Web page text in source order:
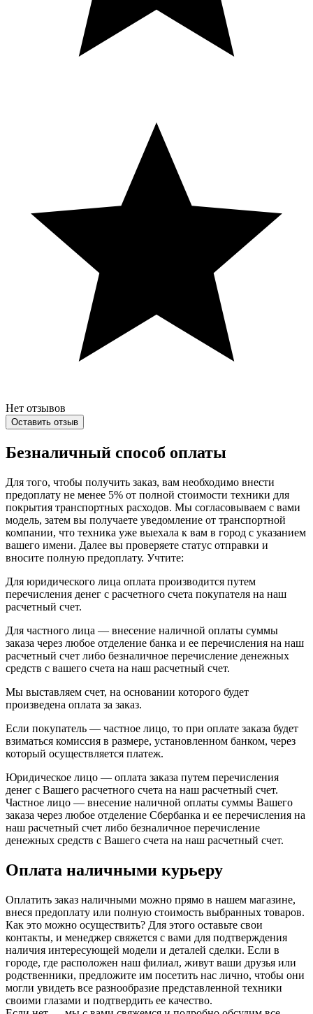
Нет отзывов
Оставить отзыв
Безналичный способ оплаты
Для того, чтобы получить заказ, вам необходимо внести
предоплату не менее 5% от полной стоимости техники для
покрытия транспортных расходов. Мы согласовываем с вами
модель, затем вы получаете уведомление от транспортной
компании, что техника уже выехала к вам в город с указанием
вашего имени. Далее вы проверяете статус отправки и
вносите полную предоплату. Учтите:
Для юридического лица оплата производится путем
перечисления денег с расчетного счета покупателя на наш
расчетный счет.
Для частного лица — внесение наличной оплаты суммы
заказа через любое отделение банка и ее перечисления на наш
расчетный счет либо безналичное перечисление денежных
средств с вашего счета на наш расчетный счет.
Мы выставляем счет, на основании которого будет
произведена оплата за заказ.
Если покупатель — частное лицо, то при оплате заказа будет
взиматься комиссия в размере, установленном банком, через
который осуществляется платеж.
Юридическое лицо — оплата заказа путем перечисления
денег с Вашего расчетного счета на наш расчетный счет.
Частное лицо — внесение наличной оплаты суммы Вашего
заказа через любое отделение Сбербанка и ее перечисления на
наш расчетный счет либо безналичное перечисление
денежных средств с Вашего счета на наш расчетный счет.
Оплата наличными курьеру
Оплатить заказ наличными можно прямо в нашем магазине,
внеся предоплату или полную стоимость выбранных товаров.
Как это можно осуществить? Для этого оставьте свои
контакты, и менеджер свяжется с вами для подтверждения
наличия интересующей модели и деталей сделки. Если в
городе, где расположен наш филиал, живут ваши друзья или
родственники, предложите им посетить нас лично, чтобы они
могли увидеть все разнообразие представленной техники
своими глазами и подтвердить ее качество.